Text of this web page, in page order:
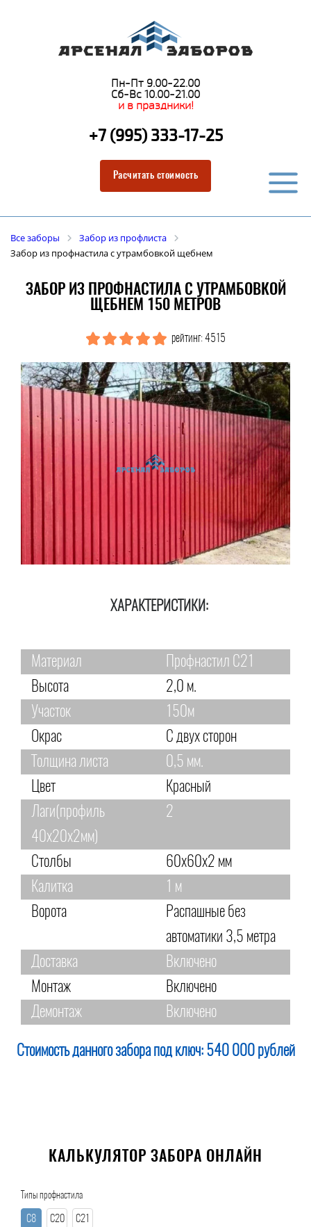
Пн-Пт 9.00-22.00
Сб-Вс 10.00-21.00
и в праздники!
+7 (995) 333-17-25
Расчитать стоимость
Все заборы
Забор из профлиста
Забор из профнастила с утрамбовкой щебнем
ЗАБОР ИЗ ПРОФНАСТИЛА С УТРАМБОВКОЙ
ЩЕБНЕМ 150 МЕТРОВ
рейтинг: 4515
ХАРАКТЕРИСТИКИ:
Материал
Профнастил С21
Высота
2,0 м.
Участок
150м
Окрас
С двух сторон
Толщина листа
0,5 мм.
Цвет
Красный
Лаги(профиль
40х20х2мм)
2
Столбы
60х60х2 мм
Калитка
1 м
Ворота
Распашные без
автоматики 3,5 метра
Доставка
Включено
Монтаж
Включено
Демонтаж
Включено
Стоимость данного забора под ключ: 540 000 рублей
КАЛЬКУЛЯТОР ЗАБОРА ОНЛАЙН
Типы профнастила
С8 С20 С21